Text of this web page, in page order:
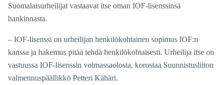
Suomalaisurheilijat vastaavat itse oman IOF-lisenssinsä
hankinnasta.
– IOF-lisenssi on urheilijan henkilökohtainen sopimus IOF:n
kanssa ja hakemus pitää tehdä henkilökohtaisesti. Urheilija itse on
vastuussa IOF-lisenssin voimassaolosta, korostaa Suunnistusliiton
valmennuspäällikkö Petteri Kähäri.